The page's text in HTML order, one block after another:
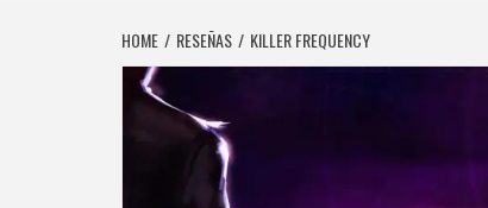
HOME RESEÑAS KILLER FREQUENCY